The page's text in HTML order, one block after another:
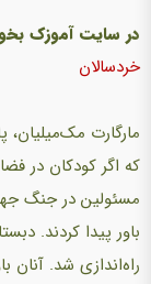
در سایت آموزک
خردسالان
كه‌ اگر کودکان در
باور پیدا كردند.
راه‌اندازی شد. آنان